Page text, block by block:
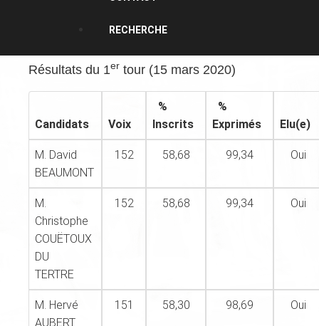
RECHERCHE
Résultats du 1er tour (15 mars 2020)
Candidats Voix
%
Inscrits
%
Exprimés
Elu(e)
M. David
BEAUMONT
152 58,68 99,34 Oui
M.
Christophe
COUËTOUX
DU
TERTRE
152 58,68 99,34 Oui
M. Hervé
AUBERT
151 58,30 98,69 Oui